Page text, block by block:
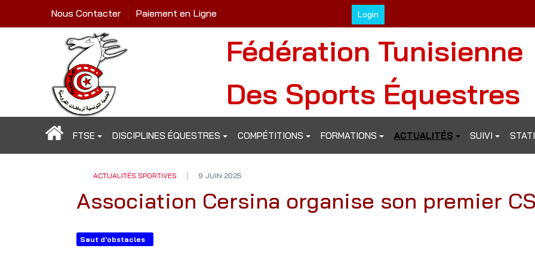
Login
Nous Contacter Paiement en Ligne
Fédération Tunisienne
Des Sports Équestres
FTSE DISCIPLINES ÉQUESTRES COMPÉTITIONS FORMATIONS ACTUALITÉS SUIVI
ACTUALITÉS SPORTIVES 9 JUIN 2025
Association Cersina organise son premier
Saut d'obstacles